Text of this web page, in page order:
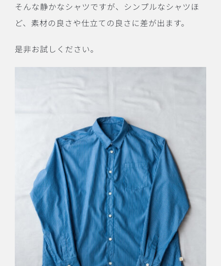
そんな静かなシャツですが、シンプルなシャツほ
ど、素材の良さや仕立ての良さに差が出ます。
是非お試しください。